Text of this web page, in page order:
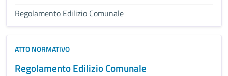
Regolamento Edilizio Comunale
ATTO NORMATIVO
Regolamento Edilizio Comunale